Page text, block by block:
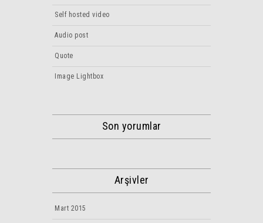
Self hosted video
Audio post
Quote
Image Lightbox
Son yorumlar
Arşivler
Mart 2015